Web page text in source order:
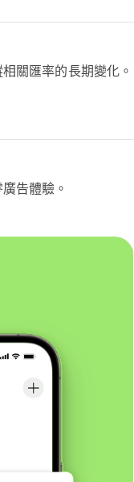
關匯率的長期變化。
告體驗。